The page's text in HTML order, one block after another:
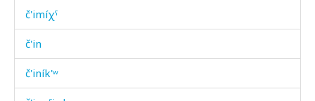
č'imíχˤ
č'in
č'iník'ʷ